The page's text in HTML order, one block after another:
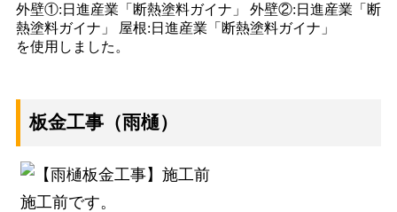
外壁①:日進産業「断熱塗料ガイナ」 外壁②:日進産業「断
熱塗料ガイナ」 屋根:日進産業「断熱塗料ガイナ」
を使用しました。
板金工事（雨樋）
施工前です。